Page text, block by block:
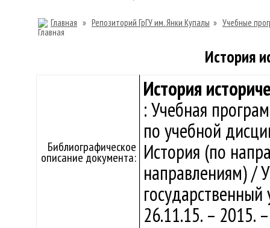
Главная » Репозиторий ГрГУ им. Янки Купалы » Учебные
История
Библиографическое
описание документа:
История
: Учебная
по учебной
История (по
направлениям) /
26.11.15. –